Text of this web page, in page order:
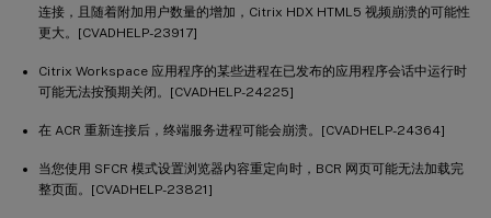
连接，且随着附加用户数量的增加，Citrix HDX HTML5 视频崩溃的可能性
更大。[CVADHELP-23917]
Citrix Workspace 应用程序的某些进程在已发布的应用程序会话中运行时
可能无法按预期关闭。[CVADHELP-24225]
在 ACR 重新连接后，终端服务进程可能会崩溃。[CVADHELP-24364]
当您使用 SFCR 模式设置浏览器内容重定向时，BCR 网页可能无法加载完
整页面。[CVADHELP-23821]